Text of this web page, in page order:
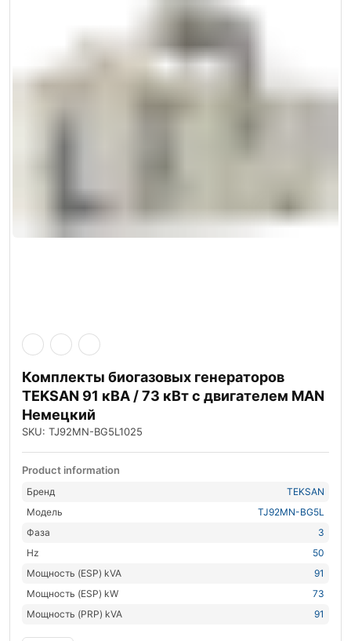
Комплекты биогазовых генераторов
TEKSAN 91 кВА / 73 кВт с двигателем MAN
Немецкий
SKU: TJ92MN-BG5L1025
Product information
Бренд
TEKSAN
Модель
TJ92MN-BG5L
Фаза
3
Hz
50
Мощность (ESP) kVA
91
Мощность (ESP) kW
73
Мощность (PRP) kVA
91